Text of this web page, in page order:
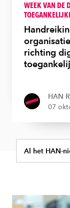
WEEK VAN DE
richting
HAN
07
Al het HAN-